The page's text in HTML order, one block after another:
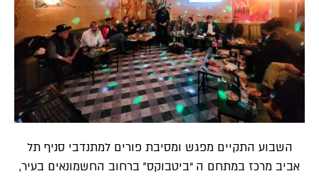
השבוע התקיים מפגש ומסיבת פורים למתנדבי סניף תל
אביב מרכז במתחם ה “ביטבוקס” ברחוב החשמונאים בעיר,